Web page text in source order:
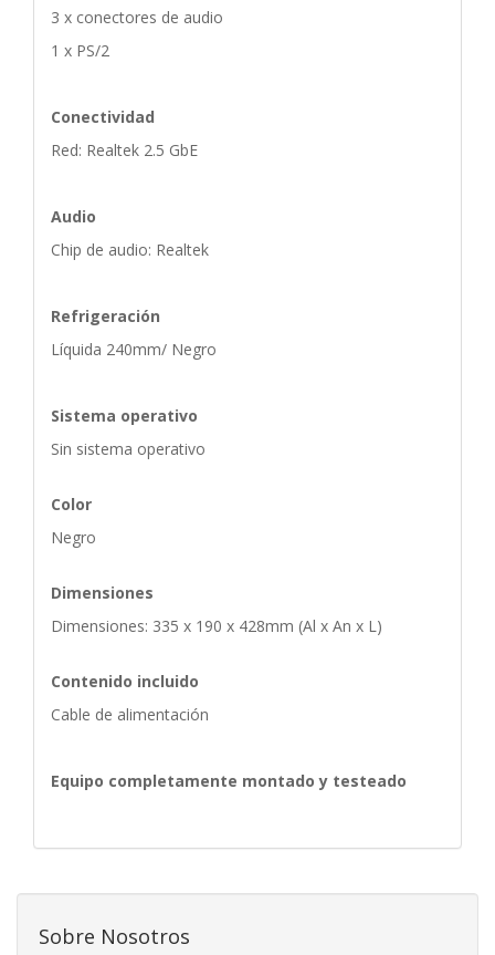
3 x conectores de audio
1 x PS/2
Conectividad
Red: Realtek 2.5 GbE
Audio
Chip de audio: Realtek
Refrigeración
Líquida 240mm/ Negro
Sistema operativo
Sin sistema operativo
Color
Negro
Dimensiones
Dimensiones: 335 x 190 x 428mm (Al x An x L)
Contenido incluido
Cable de alimentación
Equipo completamente montado y testeado
Sobre Nosotros